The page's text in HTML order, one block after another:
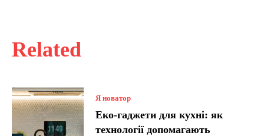
Related
Я новатор
Еко-гаджети для кухні: як
технології допомагають